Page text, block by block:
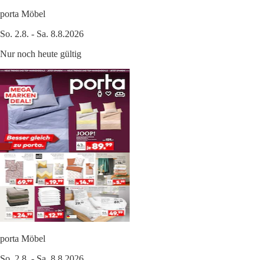
porta Möbel
So. 2.8. - Sa. 8.8.2026
Nur noch heute gültig
porta Möbel